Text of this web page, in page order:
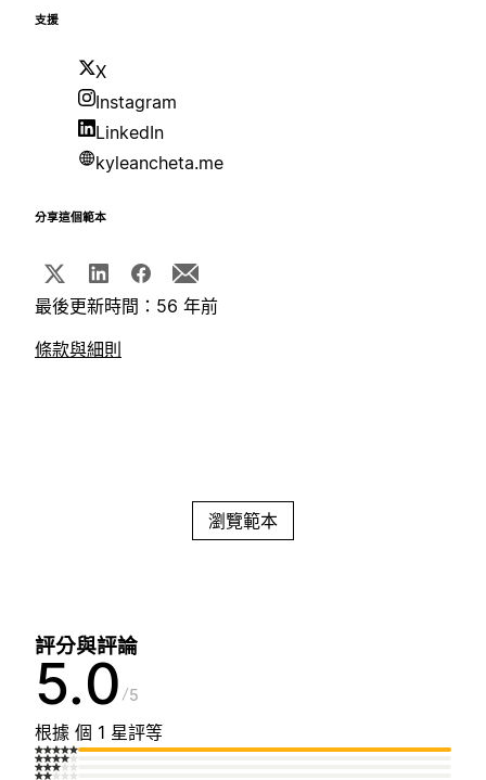
支援
X
Instagram
LinkedIn
kyleancheta.me
分享這個範本
最後更新時間：56 年前
條款與細則
瀏覽範本
評分與評論
5.0 5
根據 個 1 星評等